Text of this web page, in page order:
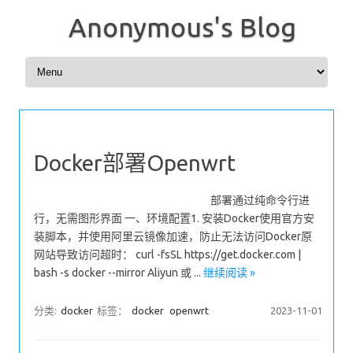
Anonymous's Blog
Skip to content
Docker部署Openwrt
部署通过纯命令行进
行，无需图形界面 一、环境配置1. 安装Docker使用官方安
装脚本，并使用阿里云镜像加速，防止无法访问Docker原
网站导致访问超时： curl -fsSL https://get.docker.com |
bash -s docker --mirror Aliyun 或 ... 继续阅读 »
分类: docker 标签： docker openwrt 2023-11-01